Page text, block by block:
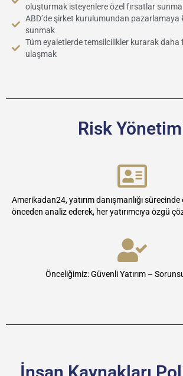
oluşturmak isteyenlere özel fırsatlar
ABD’de şirket kurulumundan pazarlamaya
sunmak
Tüm eyaletlerde temsilcilikler kurarak daha
ulaşmak
Risk
Amerikadan24, yatırım danışmanlığı sürecinde
önceden analiz ederek, her yatırımcıya özgü
Önceliğimiz: Güvenli Yatırım –